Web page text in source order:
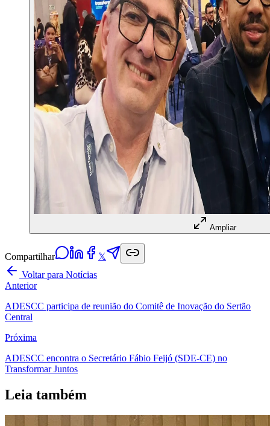
Ampliar
Compartilhar
𝕏
Voltar para Notícias
Anterior
ADESCC participa de reunião do Comitê de Inovação do Sertão
Central
Próxima
ADESCC encontra o Secretário Fábio Feijó (SDE-CE) no
Transformar Juntos
Leia também